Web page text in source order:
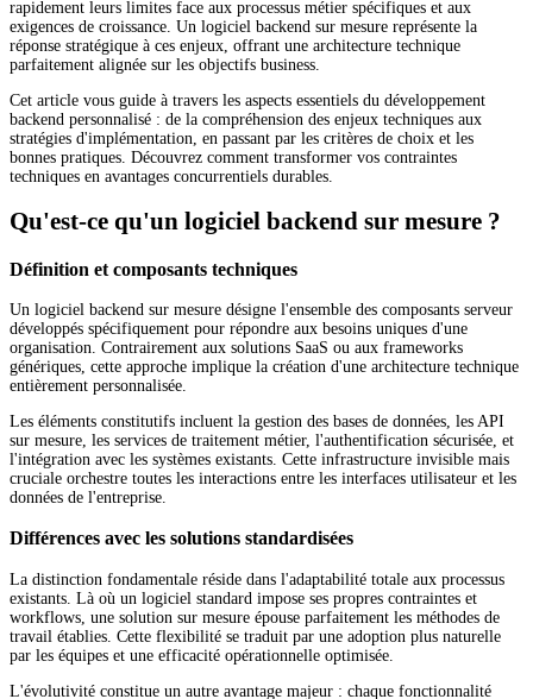
rapidement leurs limites face aux processus métier spécifiques et aux
exigences de croissance. Un logiciel backend sur mesure représente la
réponse stratégique à ces enjeux, offrant une architecture technique
parfaitement alignée sur les objectifs business.
Cet article vous guide à travers les aspects essentiels du développement
backend personnalisé : de la compréhension des enjeux techniques aux
stratégies d'implémentation, en passant par les critères de choix et les
bonnes pratiques. Découvrez comment transformer vos contraintes
techniques en avantages concurrentiels durables.
Qu'est-ce qu'un logiciel backend sur mesure ?
Définition et composants techniques
Un logiciel backend sur mesure désigne l'ensemble des composants serveur
développés spécifiquement pour répondre aux besoins uniques d'une
organisation. Contrairement aux solutions SaaS ou aux frameworks
génériques, cette approche implique la création d'une architecture technique
entièrement personnalisée.
Les éléments constitutifs incluent la gestion des bases de données, les API
sur mesure, les services de traitement métier, l'authentification sécurisée, et
l'intégration avec les systèmes existants. Cette infrastructure invisible mais
cruciale orchestre toutes les interactions entre les interfaces utilisateur et les
données de l'entreprise.
Différences avec les solutions standardisées
La distinction fondamentale réside dans l'adaptabilité totale aux processus
existants. Là où un logiciel standard impose ses propres contraintes et
workflows, une solution sur mesure épouse parfaitement les méthodes de
travail établies. Cette flexibilité se traduit par une adoption plus naturelle
par les équipes et une efficacité opérationnelle optimisée.
L'évolutivité constitue un autre avantage majeur : chaque fonctionnalité